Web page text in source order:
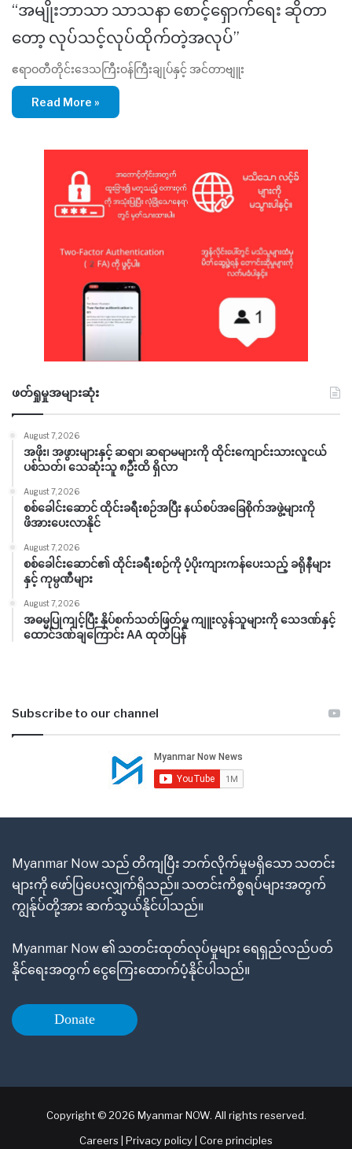
“အမျိုးဘာသာ သာသနာ စောင့်ရှောက်ရေး ဆိုတာ
တော့ လုပ်သင့်လုပ်ထိုက်တဲ့အလုပ်”
ဧရာဝတီတိုင်းဒေသကြီးဝန်ကြီးချုပ်နှင့် အင်တာဗျူး
Read More »
ဖတ်ရှုမှုအများဆုံး
August 7, 2026
အဖိုး၊ အဖွားများနှင့် ဆရာ၊ ဆရာမများကို ထိုင်းကျောင်းသားလူငယ်
ပစ်သတ်၊ သေဆုံးသူ ၈ဦးထိ ရှိလာ
August 7, 2026
စစ်ခေါင်းဆောင် ထိုင်းခရီးစဉ်အပြီး နယ်စပ်အခြေစိုက်အဖွဲ့များကို
ဖိအားပေးလာနိုင်
August 7, 2026
စစ်ခေါင်းဆောင်၏ ထိုင်းခရီးစဉ်ကို ပံ့ပိုးကျားကန်ပေးသည့် ခရိုနီများ
နှင့် ကုမ္ပဏီများ
August 7, 2026
အဓမ္မပြုကျင့်ပြီး နှိပ်စက်သတ်ဖြတ်မှု ကျူးလွန်သူများကို သေဒဏ်နှင့်
ထောင်ဒဏ်ချကြောင်း AA ထုတ်ပြန်
Subscribe to our channel
Myanmar Now သည် တိကျပြီး ဘက်လိုက်မှုမရှိသော သတင်း
များကို ဖော်ပြပေးလျှက်ရှိသည်။ သတင်းကိစ္စရပ်များအတွက်
ကျွန်ုပ်တို့အား ဆက်သွယ်နိုင်ပါသည်။
Myanmar Now ၏ သတင်းထုတ်လုပ်မှုများ ရေရှည်လည်ပတ်
နိုင်ရေးအတွက် ငွေကြေးထောက်ပံ့နိုင်ပါသည်။
Donate
Copyright © 2026 Myanmar NOW. All rights reserved.
Careers
Privacy policy Core principles